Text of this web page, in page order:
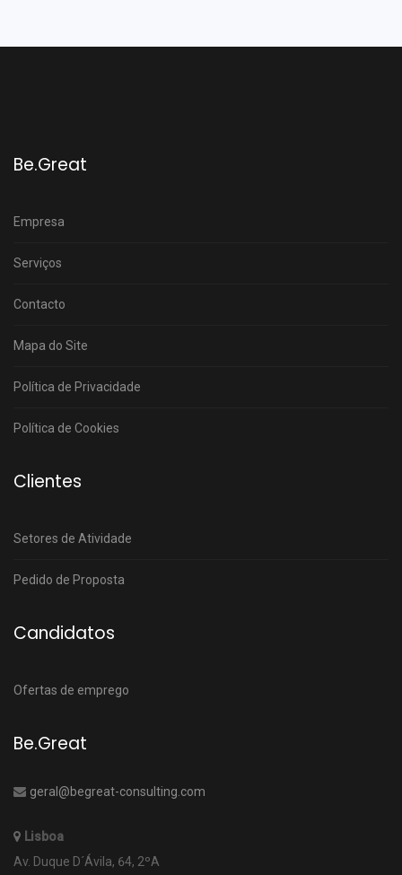
Be.Great
Empresa
Serviços
Contacto
Mapa do Site
Política de Privacidade
Política de Cookies
Clientes
Setores de Atividade
Pedido de Proposta
Candidatos
Ofertas de emprego
Be.Great
geral@begreat-consulting.com
Lisboa
Av. Duque D´Ávila, 64, 2ºA